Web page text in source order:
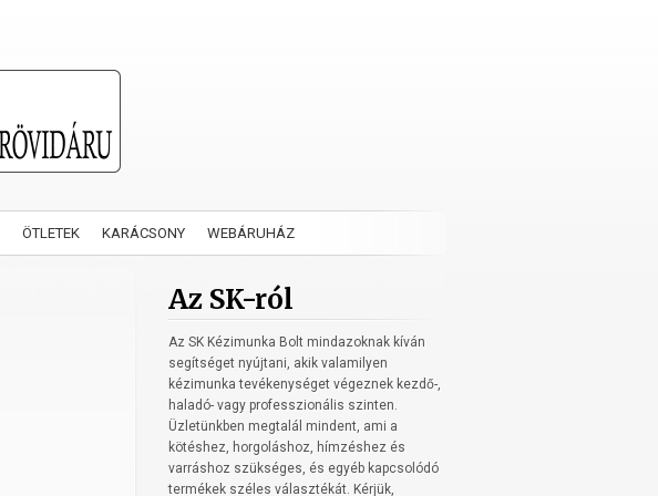
ÖTLETEK KARÁCSONY WEBÁRUHÁZ
Az SK-ról
Az SK Kézimunka Bolt mindazoknak kíván
segítséget nyújtani, akik valamilyen
kézimunka tevékenységet végeznek kezdő-,
haladó- vagy professzionális szinten.
Üzletünkben megtalál mindent, ami a
kötéshez, horgoláshoz, hímzéshez és
varráshoz szükséges, és egyéb kapcsolódó
termékek széles választékát. Kérjük,